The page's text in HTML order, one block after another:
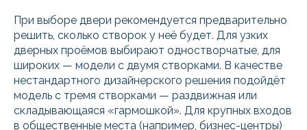
При выборе двери рекомендуется предварительно
решить, сколько створок у неё будет. Для узких
дверных проёмов выбирают одностворчатые, для
широких — модели с двумя створками. В качестве
нестандартного дизайнерского решения подойдёт
модель с тремя створками — раздвижная или
складывающаяся «гармошкой». Для крупных входов
в общественные места (например, бизнес-центры)